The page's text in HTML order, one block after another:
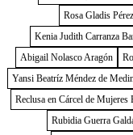
Rosa Gladis Pérez
Kenia Judith Carranza
Abigail Nolasco Aragón
Yansi Beatríz Méndez de
Reclusa en Cárcel de Mujeres
Rubidia Guerra